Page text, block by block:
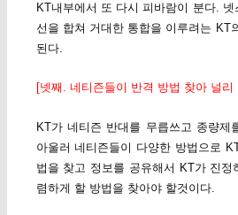
KT내부에서 또 다시 피바람이 분다.
선을 합쳐 거대한 통합을 이루려는 KT
된다.
[넷째. 네티즌들이 반격 방법 찾아 널리
KT가 네티즌 반대를 무릅쓰고 종량제
아울러 네티즌들이 다양한 방법으로
법을 찾고 정보를 공유해서 KT가 진정
렴하게 할 방법을 찾아야 할것이다.